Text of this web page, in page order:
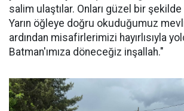
salim ulaştılar. Onları güzel bir şekilde
Yarın öğleye doğru okuduğumuz
ardından misafirlerimizi hayırlısıyla
Batman'ımıza döneceğiz inşallah."